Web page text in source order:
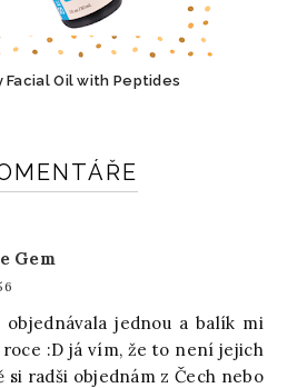
Facial Oil with Peptides
Gem
jednou a balík mi
:D já vím, že to není jejich
si radši objednám z Čech nebo